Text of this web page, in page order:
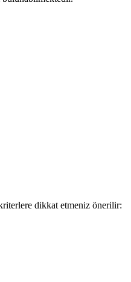
dikkat etmeniz önerilir: